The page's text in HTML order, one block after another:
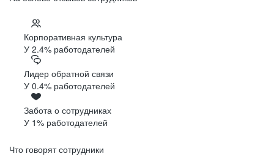
Корпоративная культура
У 2.4% работодателей
Лидер обратной связи
У 0.4% работодателей
Забота о сотрудниках
У 1% работодателей
Что говорят сотрудники